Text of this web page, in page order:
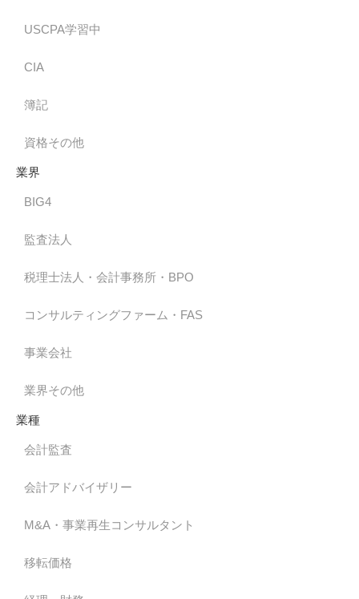
USCPA学習中
CIA
簿記
資格その他
業界
BIG4
監査法人
税理士法人・会計事務所・BPO
コンサルティングファーム・FAS
事業会社
業界その他
業種
会計監査
会計アドバイザリー
M&A・事業再生コンサルタント
移転価格